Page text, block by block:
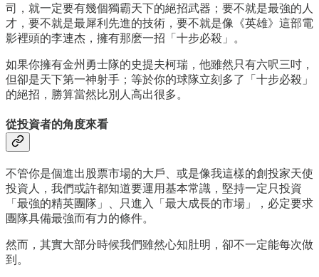
司，就一定要有幾個獨霸天下的絕招武器；要不就是最強的人
才，要不就是最犀利先進的技術，要不就是像《英雄》這部電
影裡頭的李連杰，擁有那麽一招「十步必殺」。
如果你擁有金州勇士隊的史提夫柯瑞，他雖然只有六呎三吋，
但卻是天下第一神射手；等於你的球隊立刻多了「十步必殺」
的絕招，勝算當然比別人高出很多。
從投資者的角度來看
不管你是個進出股票市場的大戶、或是像我這樣的創投家天使
投資人，我們或許都知道要運用基本常識，堅持一定只投資
「最強的精英團隊」、只進入「最大成長的市場」，必定要求
團隊具備最強而有力的條件。
然而，其實大部分時候我們雖然心知肚明，卻不一定能每次做
到。